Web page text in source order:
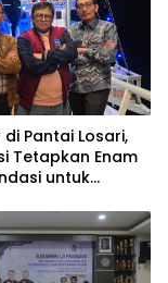
Pantai Losari,
Tetapkan Enam
untuk